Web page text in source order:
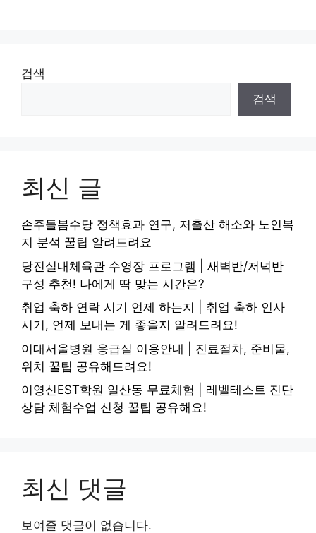
검색
검색
최신 글
손주돌봄수당 정책효과 연구, 저출산 해소와 노인복
지 분석 꿀팁 알려드려요
당진실내체육관 수영장 프로그램 | 새벽반/저녁반
구성 추천! 나에게 딱 맞는 시간은?
취업 축하 연락 시기 언제 하는지 | 취업 축하 인사
시기, 언제 보내는 게 좋을지 알려드려요!
이대서울병원 응급실 이용안내 | 진료절차, 준비물,
위치 꿀팁 공유해드려요!
이영신EST학원 일산동 무료체험 | 레벨테스트 진단
상담 체험수업 신청 꿀팁 공유해요!
최신 댓글
보여줄 댓글이 없습니다.